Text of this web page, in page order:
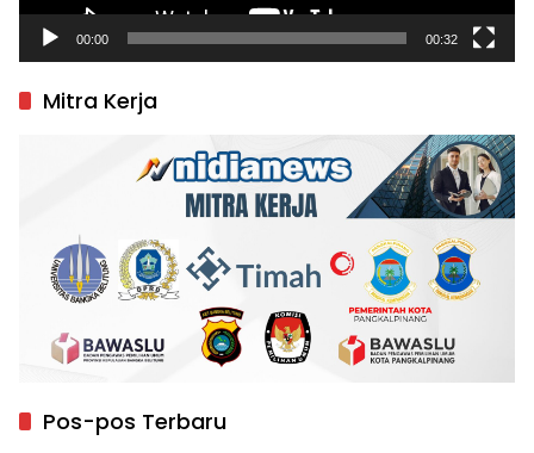
00:00 00:32
Mitra Kerja
Pos-pos Terbaru